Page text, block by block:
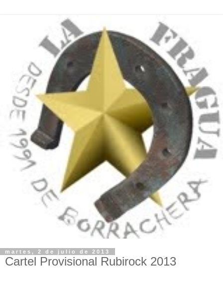
martes, 2 de julio de 2013
Cartel Provisional Rubirock 2013